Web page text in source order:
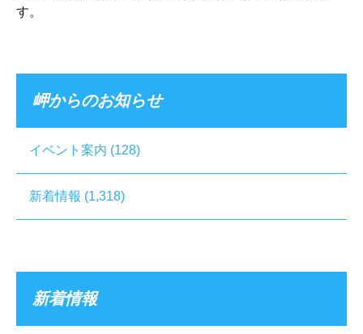
す。
岬からのお知らせ
イベント案内 (128)
新着情報 (1,318)
新着情報